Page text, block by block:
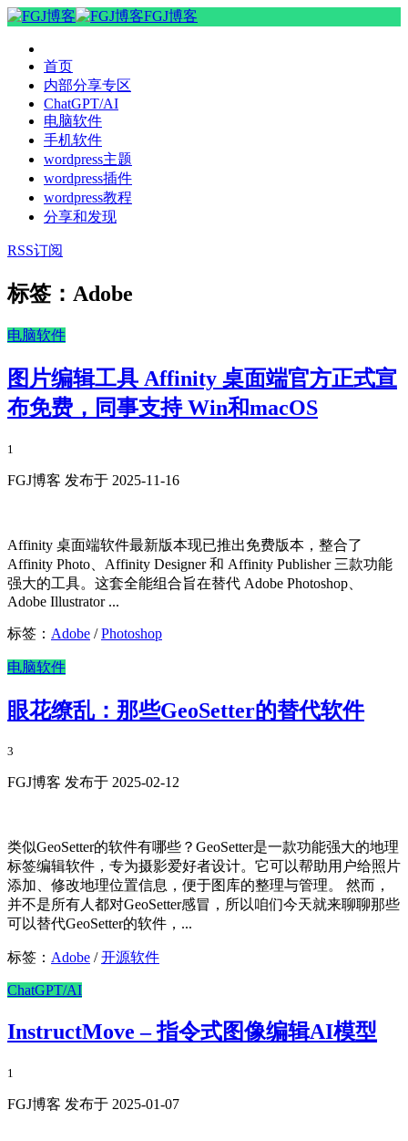
FGJ博客
首页
内部分享专区
ChatGPT/AI
电脑软件
手机软件
wordpress主题
wordpress插件
wordpress教程
分享和发现
RSS订阅
标签：Adobe
电脑软件
图片编辑工具 Affinity 桌面端官方正式宣
布免费，同事支持 Win和macOS
1
FGJ博客 发布于 2025-11-16
Affinity 桌面端软件最新版本现已推出免费版本，整合了
Affinity Photo、Affinity Designer 和 Affinity Publisher 三款功能
强大的工具。这套全能组合旨在替代 Adobe Photoshop、
Adobe Illustrator ...
标签： Adobe /Photoshop
电脑软件
眼花缭乱：那些GeoSetter的替代软件
3
FGJ博客 发布于 2025-02-12
类似GeoSetter的软件有哪些？GeoSetter是一款功能强大的地理
标签编辑软件，专为摄影爱好者设计。它可以帮助用户给照片
添加、修改地理位置信息，便于图库的整理与管理。 然而，
并不是所有人都对GeoSetter感冒，所以咱们今天就来聊聊那些
可以替代GeoSetter的软件，...
标签： Adobe /开源软件
ChatGPT/AI
InstructMove – 指令式图像编辑AI模型
1
FGJ博客 发布于 2025-01-07